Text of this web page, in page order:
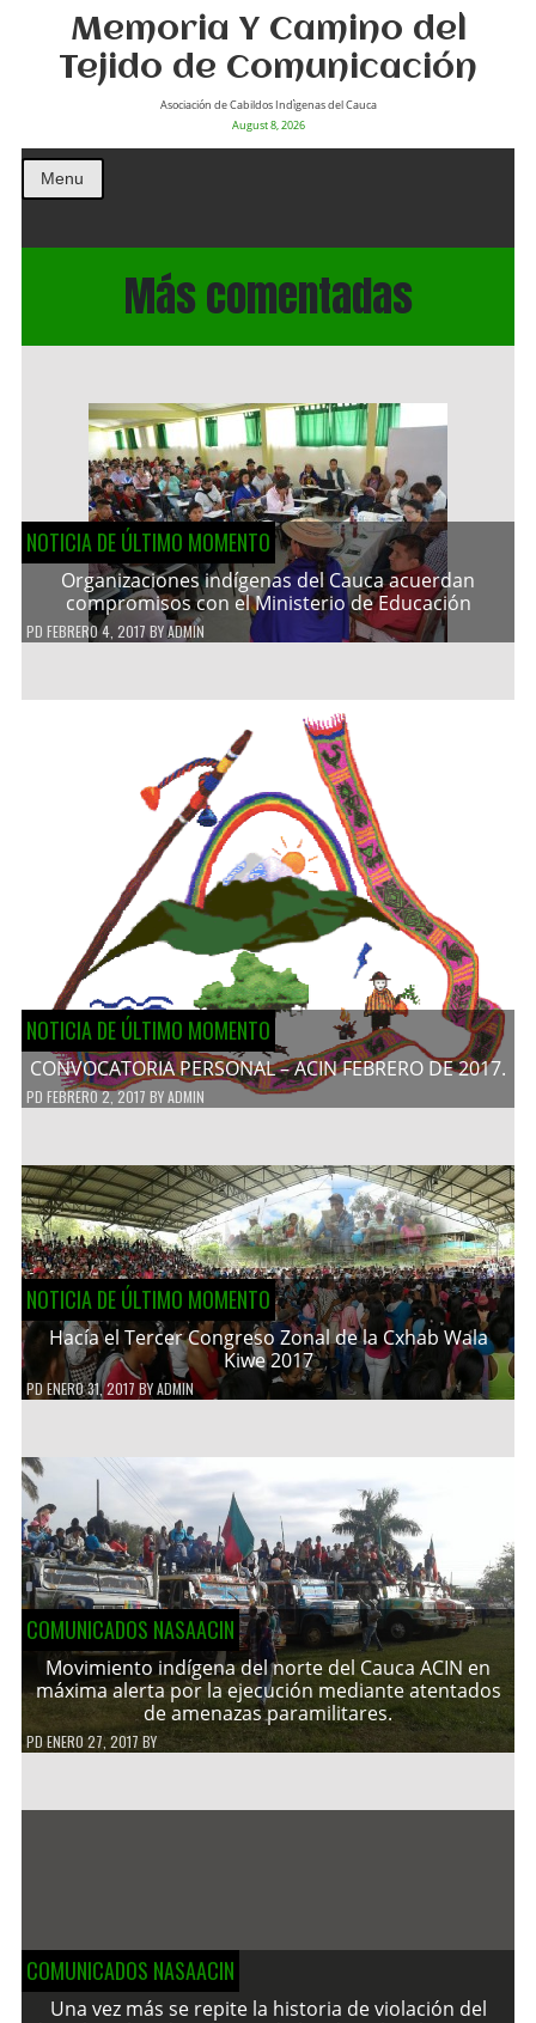
Memoria Y Camino del
Tejido de Comunicación
Asociación de Cabildos Indìgenas del Cauca
August 8, 2026
Menu
Más comentadas
NOTICIA DE ÚLTIMO MOMENTO
Organizaciones indígenas del Cauca acuerdan
compromisos con el Ministerio de Educación
PD FEBRERO 4, 2017 BYADMIN
NOTICIA DE ÚLTIMO MOMENTO
CONVOCATORIA PERSONAL – ACIN FEBRERO DE 2017.
PD FEBRERO 2, 2017 BYADMIN
NOTICIA DE ÚLTIMO MOMENTO
Hacía el Tercer Congreso Zonal de la Cxhab Wala
Kiwe 2017
PDENERO 31, 2017 BYADMIN
COMUNICADOS NASAACIN
Movimiento indígena del norte del Cauca ACIN en
máxima alerta por la ejecución mediante atentados
de amenazas paramilitares.
PDENERO 27, 2017 BY
COMUNICADOS NASAACIN
Una vez más se repite la historia de violación del